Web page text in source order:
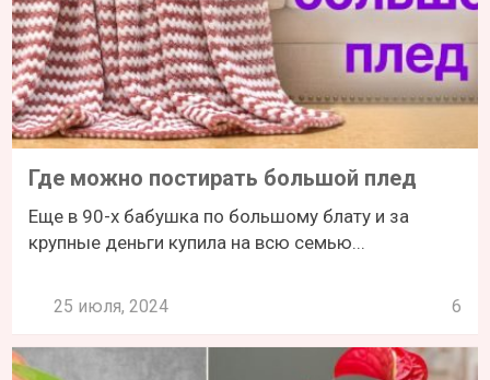
Где можно постирать большой плед
Еще в 90-х бабушка по большому блату и за
крупные деньги купила на всю семью...
25 июля, 2024 6